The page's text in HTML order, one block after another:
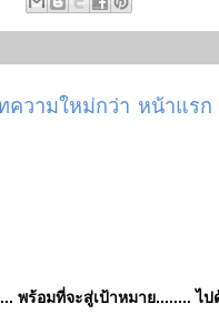
ความใหม่กว่า หน้าแรก
พร้อมที่จะสู่เป้าหมาย........ ไ